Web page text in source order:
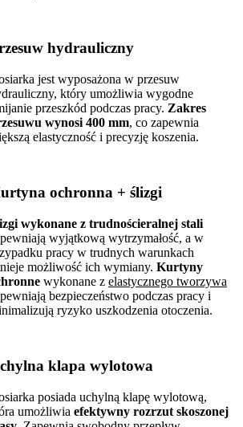
hydrauliczny
jest wyposażona w przesuw
który umożliwia wygodne
przeszkód podczas pracy. Zakres
wynosi 400 mm, co zapewnia
elastyczność i precyzję koszenia.
ochronna + ślizgi
wykonane z trudnościeralnej stali
wyjątkową wytrzymałość, a w
pracy w trudnych warunkach
możliwość ich wymiany. Kurtyny
wykonane z elastycznego tworzywa
bezpieczeństwo podczas pracy i
ryzyko uszkodzenia otoczenia.
klapa wylotowa
posiada uchylną klapę wylotową,
umożliwia efektywny rozrzut skoszonej